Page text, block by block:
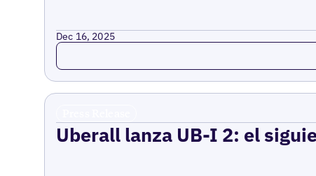
Dec 16, 2025
Read more
Uberall lanza UB-I 2: el